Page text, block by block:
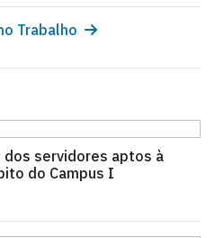
Trabalho
dos servidores aptos à
do Campus I